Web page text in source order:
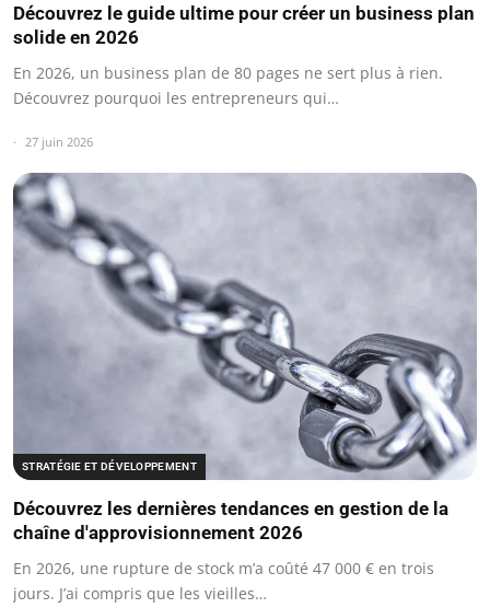
Découvrez le guide ultime pour créer un business plan
solide en 2026
En 2026, un business plan de 80 pages ne sert plus à rien.
Découvrez pourquoi les entrepreneurs qui…
27 juin 2026
STRATÉGIE ET DÉVELOPPEMENT
Découvrez les dernières tendances en gestion de la
chaîne d'approvisionnement 2026
En 2026, une rupture de stock m’a coûté 47 000 € en trois
jours. J’ai compris que les vieilles…